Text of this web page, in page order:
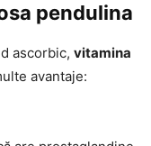
pendulina
ascorbic, vitamina
avantaje: